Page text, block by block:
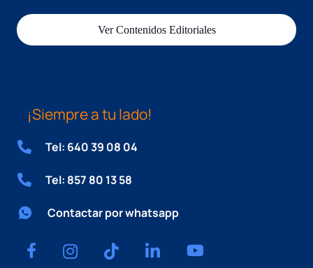
Ver Contenidos Editoriales
¡Siempre a tu lado!
Tel: 640 39 08 04
Tel: 857 80 13 58
Contactar por whatsapp